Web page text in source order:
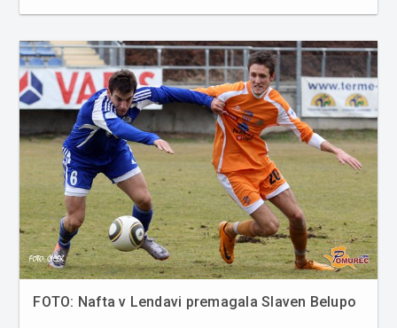
... PRI...
FOTO: Nafta v Lendavi premagala Slaven Belupo